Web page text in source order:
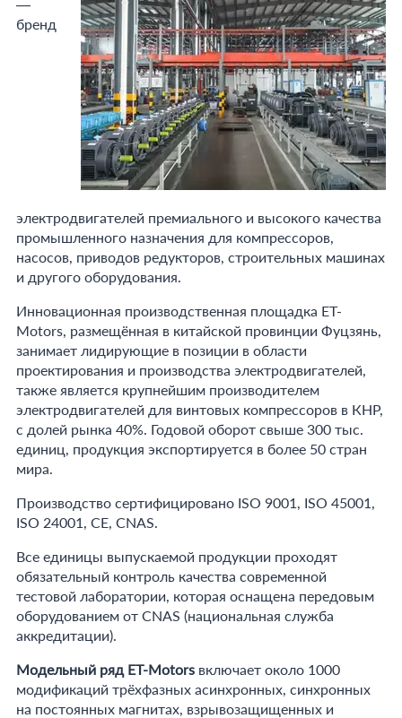
—
бренд
электродвигателей премиального и высокого качества
промышленного назначения для компрессоров,
насосов, приводов редукторов, строительных машинах
и другого оборудования.
Инновационная производственная площадка ET-
Motors, размещённая в китайской провинции Фуцзянь,
занимает лидирующие в позиции в области
проектирования и производства электродвигателей,
также является крупнейшим производителем
электродвигателей для винтовых компрессоров в КНР,
с долей рынка 40%. Годовой оборот свыше 300 тыс.
единиц, продукция экспортируется в более 50 стран
мира.
Производство сертифицировано ISO 9001, ISO 45001,
ISO 24001, CE, CNAS.
Все единицы выпускаемой продукции проходят
обязательный контроль качества современной
тестовой лаборатории, которая оснащена передовым
оборудованием от CNAS (национальная служба
аккредитации).
Модельный ряд ET-Motorsвключает около 1000
модификаций трёхфазных асинхронных, синхронных
на постоянных магнитах, взрывозащищенных и